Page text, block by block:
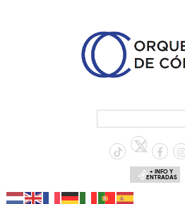
+ INFO Y
ENTRADAS